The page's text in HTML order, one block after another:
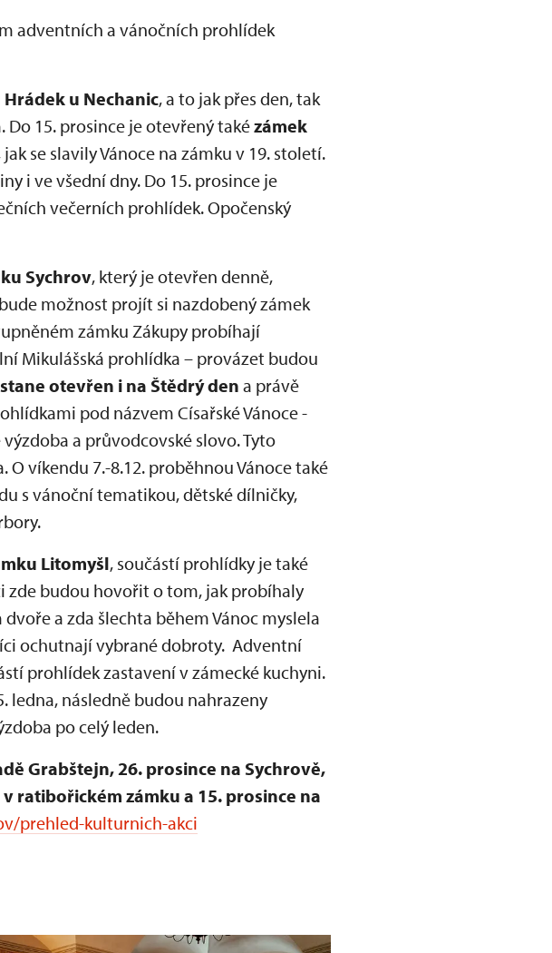
adventních a vánočních prohlídek
u Nechanic, a to jak přes den, tak
15. prosince je otevřený takézámek
se slavily Vánoce na zámku v 19. století.
i ve všední dny. Do 15. prosince je
večerních prohlídek. Opočenský
Sychrov, který je otevřen denně,
možnost projít si nazdobený zámek
zámku Zákupy probíhají
Mikulášská prohlídka – provázet budou
otevřen i na Štědrý dena právě
pod názvem Císařské Vánoce -
a průvodcovské slovo. Tyto
víkendu 7.-8.12. proběhnou Vánoce také
s vánoční tematikou, dětské dílničky,
Litomyšl, součástí prohlídky je také
zde budou hovořit o tom, jak probíhaly
a zda šlechta během Vánoc myslela
ochutnají vybrané dobroty. Adventní
prohlídek zastavení v zámecké kuchyni.
ledna, následně budou nahrazeny
po celý leden.
Grabštejn, 26. prosince na Sychrově,
ratibořickém zámku a 15. prosince na
prehled-kulturnich-akci